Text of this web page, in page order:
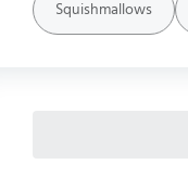
Squishmallows
Oransje
Lilla
Rød
Blå
Hvit
Svart
Rosa
Beige
Gul
Grønn
Squishmallows 50 cm
Squishmallows 30 cm
Squishmallows 40 cm